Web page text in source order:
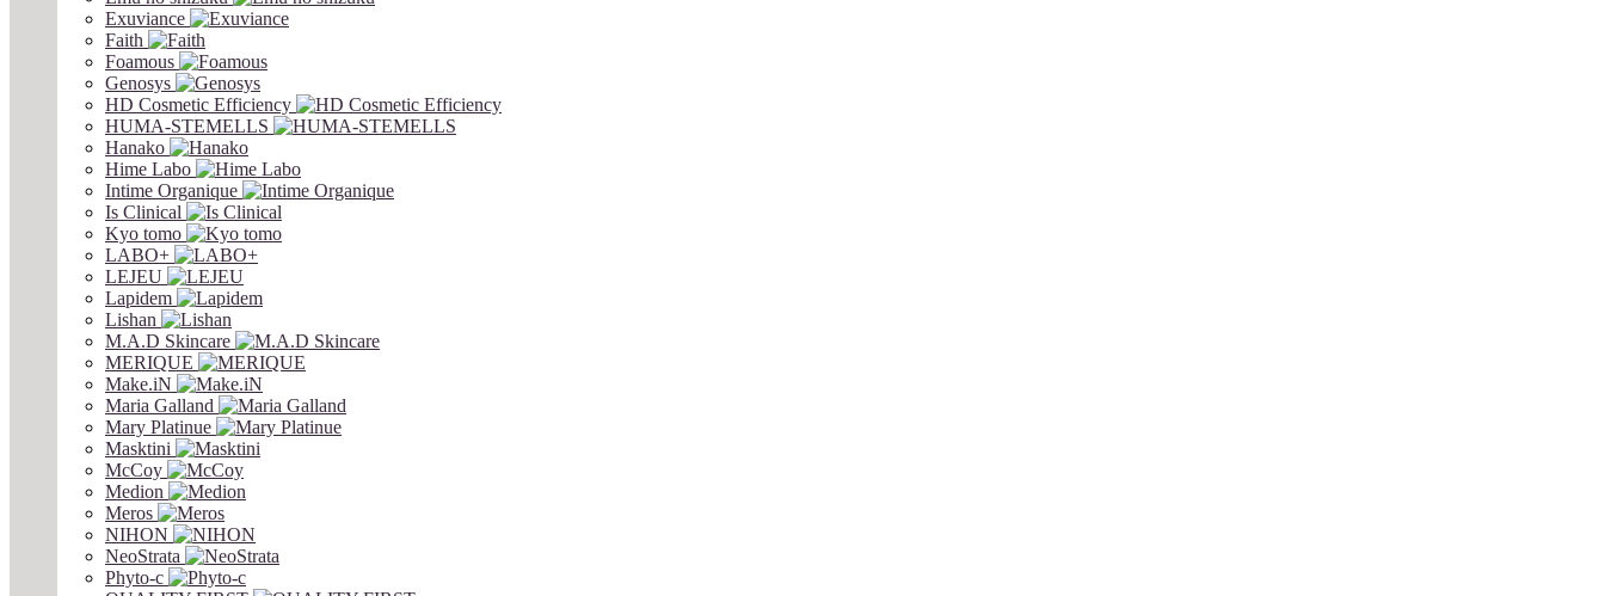
Exuviance
Faith
Foamous
Genosys
HD Cosmetic Efficiency
HUMA-STEMELLS
Hanako
Hime Labo
Intime Organique
Is Clinical
Kyo tomo
LABO+
LEJEU
Lapidem
Lishan
M.A.D Skincare
MERIQUE
Make.iN
Maria Galland
Mary Platinue
Masktini
McCoy
Medion
Meros
NIHON
NeoStrata
Phyto-c